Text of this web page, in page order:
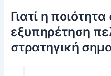
Γιατί η ποιότητα
εξυπηρέτηση
στρατηγική